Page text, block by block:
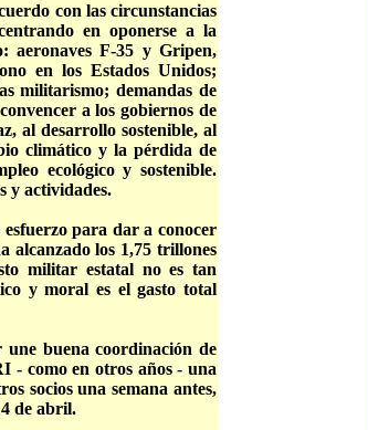
con las circunstancias
en oponerse a la
aeronaves F-35 y Gripen,
en los Estados Unidos;
militarismo; demandas de
a los gobiernos de
al desarrollo sostenible, al
climático y la pérdida de
ecológico y sostenible.
y actividades.
para dar a conocer
alcanzado los 1,75 trillones
militar estatal no es tan
y moral es el gasto total
une buena coordinación de
- como en otros años - una
socios una semana antes,
de abril.